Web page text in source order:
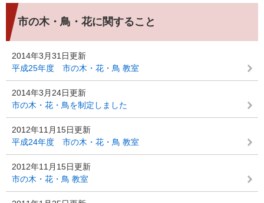
市の木・鳥・花に関すること
2014年3月31日更新
平成25年度 市の木・花・鳥 教室
2014年3月24日更新
市の木・花・鳥を制定しました
2012年11月15日更新
平成24年度 市の木・花・鳥 教室
2012年11月15日更新
市の木・花・鳥 教室